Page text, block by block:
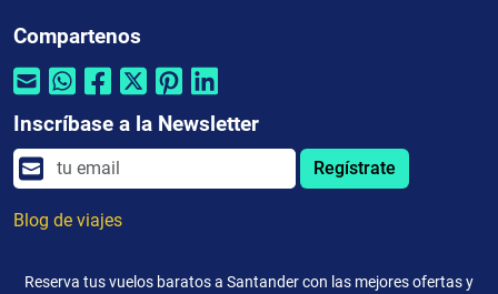
Compartenos
Inscríbase a la Newsletter
Regístrate
Blog de viajes
Reserva tus vuelos baratos a Santander con las mejores ofertas y